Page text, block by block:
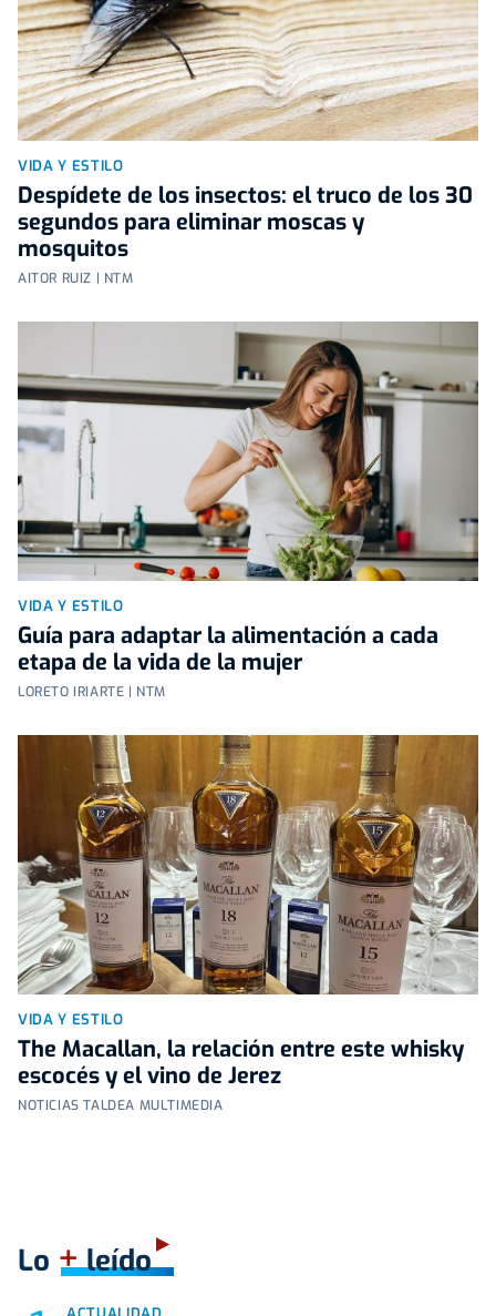
VIDA Y ESTILO
Despídete de los insectos: el truco de los 30
segundos para eliminar moscas y
mosquitos
AITOR RUIZ | NTM
VIDA Y ESTILO
Guía para adaptar la alimentación a cada
etapa de la vida de la mujer
LORETO IRIARTE | NTM
VIDA Y ESTILO
The Macallan, la relación entre este whisky
escocés y el vino de Jerez
NOTICIAS TALDEA MULTIMEDIA
Lo +leído